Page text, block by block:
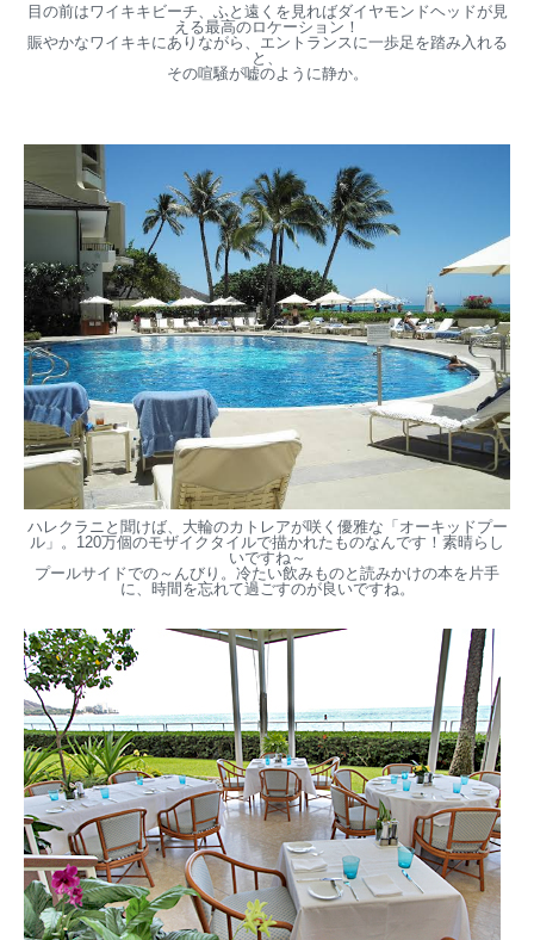
目の前はワイキキビーチ、ふと遠くを見ればダイヤモンドヘッドが見
える最高のロケーション！
賑やかなワイキキにありながら、エントランスに一歩足を踏み入れる
と、
その喧騒が嘘のように静か。
ハレクラニと聞けば、大輪のカトレアが咲く優雅な「オーキッドプー
ル」。120万個のモザイクタイルで描かれたものなんです！素晴らし
いですね～
プールサイドでの～んびり。冷たい飲みものと読みかけの本を片手
に、時間を忘れて過ごすのが良いですね。